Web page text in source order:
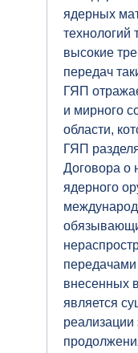
ядерных
технологий
высокие
передач
ГЯП
и мирного
области,
ГЯП
Договора о
ядерного
передачами
внесенных
является
реализации